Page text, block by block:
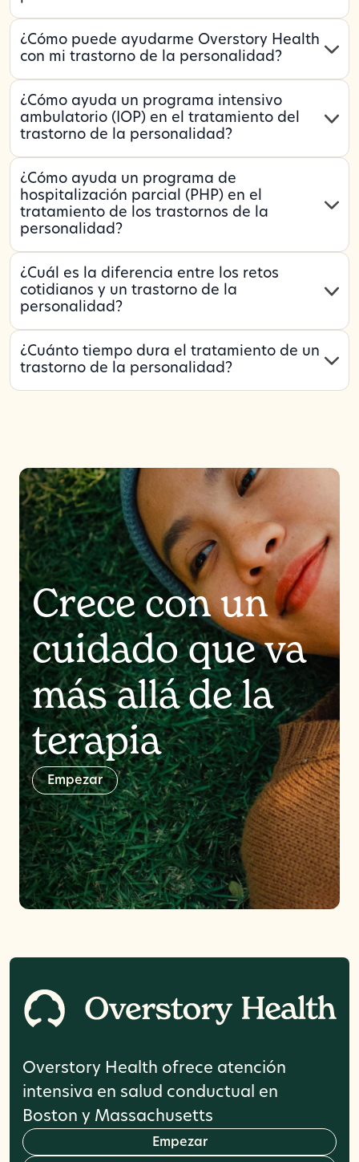
¿Cómo puede ayudarme Overstory Health
con mi trastorno de la personalidad?
¿Cómo ayuda un programa intensivo
ambulatorio (IOP) en el tratamiento del
trastorno de la personalidad?
¿Cómo ayuda un programa de
hospitalización parcial (PHP) en el
tratamiento de los trastornos de la
personalidad?
¿Cuál es la diferencia entre los retos
cotidianos y un trastorno de la
personalidad?
¿Cuánto tiempo dura el tratamiento de un
trastorno de la personalidad?
Crece con un
cuidado que va
más allá de la
terapia
Empezar
Overstory Health ofrece atención
intensiva en salud conductual en
Boston y Massachusetts
Empezar